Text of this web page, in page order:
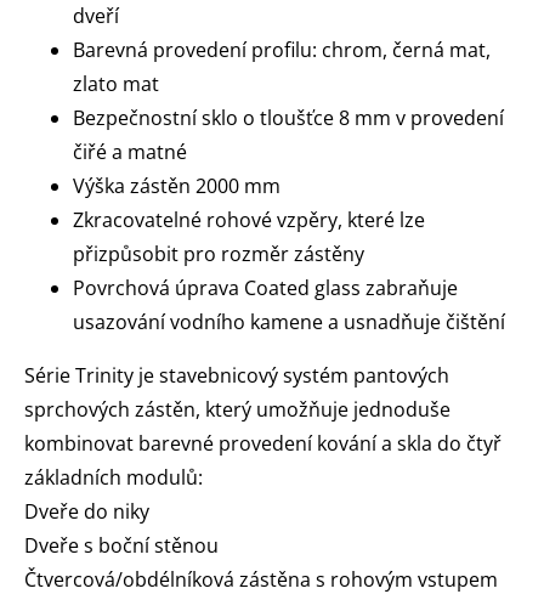
dveří
Barevná provedení profilu: chrom, černá mat,
zlato mat
Bezpečnostní sklo o tloušťce 8 mm v provedení
čiřé a matné
Výška zástěn 2000 mm
Zkracovatelné rohové vzpěry, které lze
přizpůsobit pro rozměr zástěny
Povrchová úprava Coated glass zabraňuje
usazování vodního kamene a usnadňuje čištění
Série Trinity je stavebnicový systém pantových
sprchových zástěn, který umožňuje jednoduše
kombinovat barevné provedení kování a skla do čtyř
základních modulů:
Dveře do niky
Dveře s boční stěnou
Čtvercová/obdélníková zástěna s rohovým vstupem